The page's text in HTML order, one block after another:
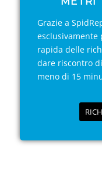
Grazie a
esclusivamente
rapida delle
dare riscontro
meno di 15